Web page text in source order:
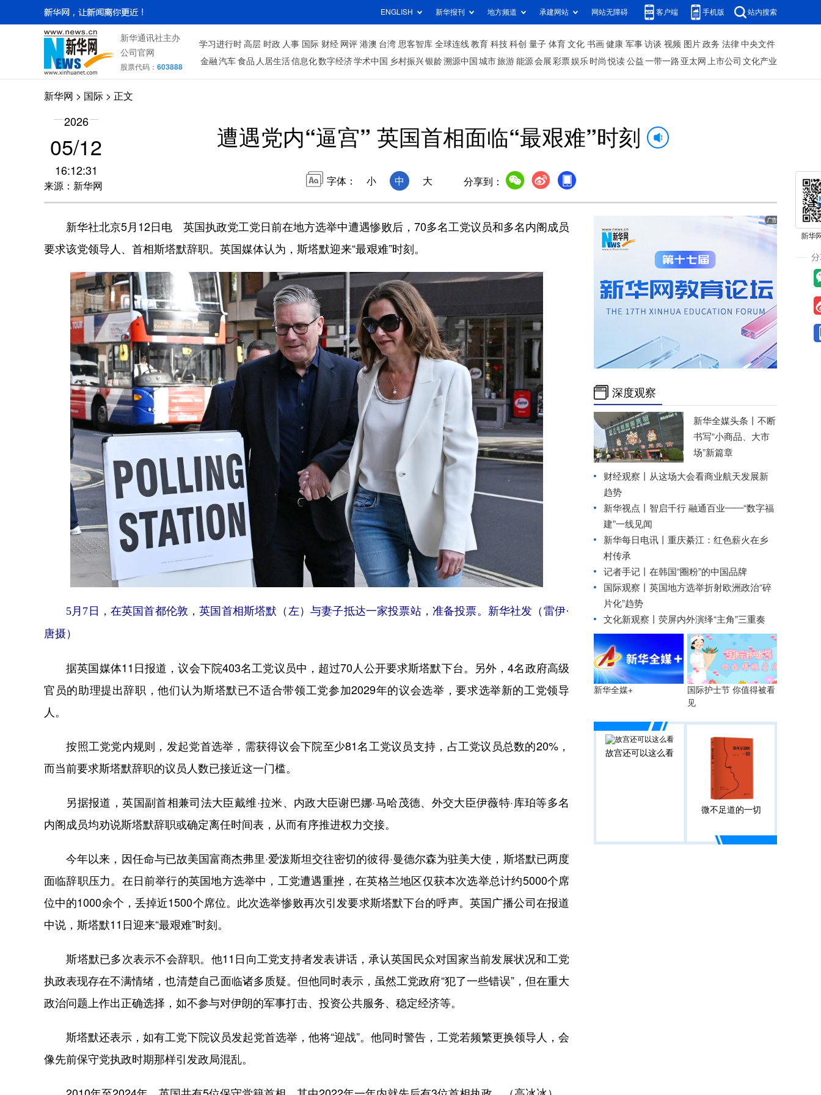
ENGLISH 新华报刊 地方频道 承建网站 网站无障碍 客户端 手机版 站内搜索
新华通讯社主办
公司官网
股票代码： 603888
学习进行时 高层 时政 人事 国际 财经 网评 港澳 台湾 思客智库 全球连线 教育 科技 科创 量子 体育 文化 书画 健康 军事 访谈 视频 图片 政务 法律 中央文件
金融 汽车 食品 人居生活信息化数字经济学术中国 乡村振兴银龄溯源中国 城市旅游 能源 会展 彩票娱乐 时尚 悦读 公益 一带一路 亚太网 上市公司 文化产业
新华网 > 国际 > 正文
2026
05/12
16:12:31
来源：新华网
遭遇党内“逼宫” 英国首相面临“最艰难”时刻
字体： 小 中 大 分享到：
新华社北京5月12日电 英国执政党工党日前在地方选举中遭遇惨败后，70多名工党议员和多名内阁成员
要求该党领导人、首相斯塔默辞职。英国媒体认为，斯塔默迎来“最艰难”时刻。
5月7日，在英国首都伦敦，英国首相斯塔默（左）与妻子抵达一家投票站，准备投票。新华社发（雷伊·
唐摄）
据英国媒体11日报道，议会下院403名工党议员中，超过70人公开要求斯塔默下台。另外，4名政府高级
官员的助理提出辞职，他们认为斯塔默已不适合带领工党参加2029年的议会选举，要求选举新的工党领导
人。
按照工党党内规则，发起党首选举，需获得议会下院至少81名工党议员支持，占工党议员总数的20%，
而当前要求斯塔默辞职的议员人数已接近这一门槛。
另据报道，英国副首相兼司法大臣戴维·拉米、内政大臣谢巴娜·马哈茂德、外交大臣伊薇特·库珀等多名
内阁成员均劝说斯塔默辞职或确定离任时间表，从而有序推进权力交接。
今年以来，因任命与已故美国富商杰弗里·爱泼斯坦交往密切的彼得·曼德尔森为驻美大使，斯塔默已两度
面临辞职压力。在日前举行的英国地方选举中，工党遭遇重挫，在英格兰地区仅获本次选举总计约5000个席
位中的1000余个，丢掉近1500个席位。此次选举惨败再次引发要求斯塔默下台的呼声。英国广播公司在报道
中说，斯塔默11日迎来“最艰难”时刻。
斯塔默已多次表示不会辞职。他11日向工党支持者发表讲话，承认英国民众对国家当前发展状况和工党
执政表现存在不满情绪，也清楚自己面临诸多质疑。但他同时表示，虽然工党政府“犯了一些错误”，但在重大
政治问题上作出正确选择，如不参与对伊朗的军事打击、投资公共服务、稳定经济等。
斯塔默还表示，如有工党下院议员发起党首选举，他将“迎战”。他同时警告，工党若频繁更换领导人，会
像先前保守党执政时期那样引发政局混乱。
深度观察
新华全媒头条丨 不断
书写“小商品、大市
场”新篇章
财经观察丨
从这场大会看商业航天发展新
趋势
新华视点丨 智启千行 融通百业——“数字福
建”一线见闻
新华每日电讯丨 重庆綦江：红色薪火在乡
村传承
记者手记丨在韩国“圈粉”的中国品牌
国际观察丨 英国地方选举折射欧洲政治“碎
片化”趋势
文化新观察丨 荧屏内外演绎“主角”三重奏
新华全媒+
国际护士节 你值得被看
见
故宫还可以这么看
微不足道的一切